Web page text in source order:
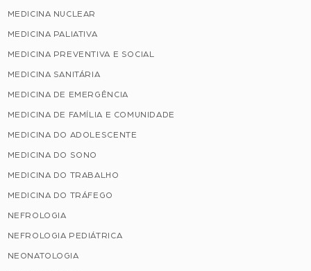
MEDICINA NUCLEAR
MEDICINA PALIATIVA
MEDICINA PREVENTIVA E SOCIAL
MEDICINA SANITÁRIA
MEDICINA DE EMERGÊNCIA
MEDICINA DE FAMÍLIA E COMUNIDADE
MEDICINA DO ADOLESCENTE
MEDICINA DO SONO
MEDICINA DO TRABALHO
MEDICINA DO TRÁFEGO
NEFROLOGIA
NEFROLOGIA PEDIÁTRICA
NEONATOLOGIA